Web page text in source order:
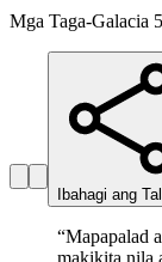
Mga Taga-Galacia
Ibahagi ang
“Mapapalad